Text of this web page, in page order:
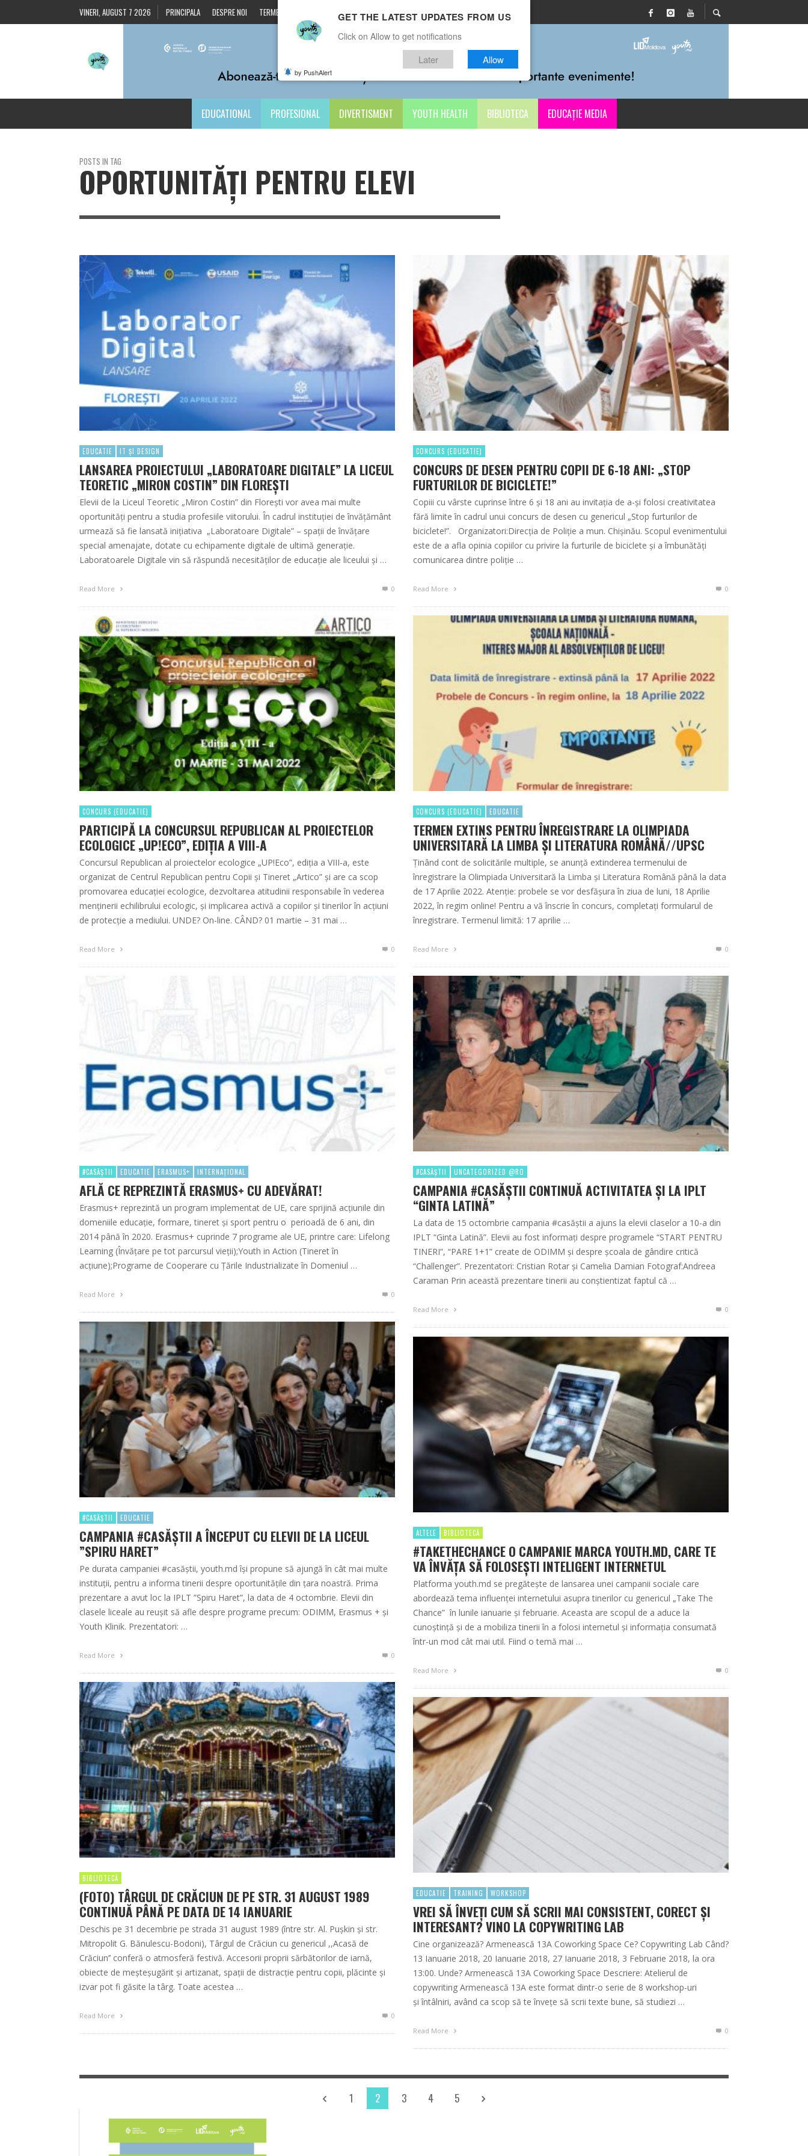
VINERI, AUGUST 7 2026 PRINCIPALA DESPRE NOI TERMENI ȘI CONDIȚII CONTACTE
EDUCATIONAL PROFESIONAL DIVERTISMENT YOUTH HEALTH BIBLIOTECA EDUCAȚIE MEDIA
POSTS IN TAG
OPORTUNITĂȚI PENTRU ELEVI
EDUCATIE IT ȘI DESIGN
LANSAREA PROIECTULUI „LABORATOARE DIGITALE” LA LICEUL
TEORETIC „MIRON COSTIN” DIN FLOREȘTI
Elevii de la Liceul Teoretic „Miron Costin” din Florești vor avea mai multe
oportunități pentru a studia profesiile viitorului. În cadrul instituției de învățământ
urmează să fie lansată inițiativa „Laboratoare Digitale” – spații de învățare
special amenajate, dotate cu echipamente digitale de ultimă generație.
Laboratoarele Digitale vin să răspundă necesităților de educație ale liceului și …
Read More 0
CONCURS (EDUCATIE)
CONCURS DE DESEN PENTRU COPII DE 6-18 ANI: „STOP
FURTURILOR DE BICICLETE!”
Copiii cu vârste cuprinse între 6 și 18 ani au invitația de a-și folosi creativitatea
fără limite în cadrul unui concurs de desen cu genericul „Stop furturilor de
biciclete!”. Organizatori:Direcția de Poliție a mun. Chișinău. Scopul evenimentului
este de a afla opinia copiilor cu privire la furturile de biciclete și a îmbunătăți
comunicarea dintre poliție …
Read More 0
CONCURS (EDUCATIE)
PARTICIPĂ LA CONCURSUL REPUBLICAN AL PROIECTELOR
ECOLOGICE „UP!ECO”, EDIȚIA A VIII-A
Concursul Republican al proiectelor ecologice „UP!Eco”, ediţia a VIII-a, este
organizat de Centrul Republican pentru Copii şi Tineret „Artico” şi are ca scop
promovarea educaţiei ecologice, dezvoltarea atitudinii responsabile în vederea
menţinerii echilibrului ecologic, şi implicarea activă a copiilor şi tinerilor în acţiuni
de protecţie a mediului. UNDE? On-line. CÂND? 01 martie – 31 mai …
Read More 0
CONCURS (EDUCATIE) EDUCATIE
TERMEN EXTINS PENTRU ÎNREGISTRARE LA OLIMPIADA
UNIVERSITARĂ LA LIMBA ȘI LITERATURA ROMÂNĂ//UPSC
Ținând cont de solicitările multiple, se anunță extinderea termenului de
înregistrare la Olimpiada Universitară la Limba și Literatura Română până la data
de 17 Aprilie 2022. Atenție: probele se vor desfășura în ziua de luni, 18 Aprilie
2022, în regim online! Pentru a vă înscrie în concurs, completați formularul de
înregistrare. Termenul limită: 17 aprilie …
Read More 0
#CASĂȘTII EDUCATIE ERASMUS+ INTERNAȚIONAL
AFLĂ CE REPREZINTĂ ERASMUS+ CU ADEVĂRAT!
Erasmus+ reprezintă un program implementat de UE, care sprijină acțiunile din
domeniile educație, formare, tineret și sport pentru o perioadă de 6 ani, din
2014 până în 2020. Erasmus+ cuprinde 7 programe ale UE, printre care: Lifelong
Learning (Învăţare pe tot parcursul vieții);Youth in Action (Tineret în
acţiune);Programe de Cooperare cu Ţările Industrializate în Domeniul …
Read More 0
#CASĂȘTII UNCATEGORIZED @RO
CAMPANIA #CASĂȘTII CONTINUĂ ACTIVITATEA ȘI LA IPLT
“GINTA LATINĂ”
La data de 15 octombrie campania #casăștii a ajuns la elevii claselor a 10-a din
IPLT “Ginta Latină”. Elevii au fost informați despre programele “START PENTRU
TINERI”, “PARE 1+1” create de ODIMM și despre școala de gândire critică
“Challenger”. Prezentatori: Cristian Rotar și Camelia Damian Fotograf:Andreea
Caraman Prin această prezentare tinerii au conștientizat faptul că …
Read More 0
#CASĂȘTII EDUCATIE
CAMPANIA #CASĂȘTII A ÎNCEPUT CU ELEVII DE LA LICEUL
”SPIRU HARET”
Pe durata campaniei #casăștii, youth.md își propune să ajungă în cât mai multe
instituții, pentru a informa tinerii despre oportunitățile din țara noastră. Prima
prezentare a avut loc la IPLT ”Spiru Haret”, la data de 4 octombrie. Elevii din
clasele liceale au reușit să afle despre programe precum: ODIMM, Erasmus + și
Youth Klinik. Prezentatori: …
Read More 0
ALTELE BIBLIOTECĂ
#TAKETHECHANCE O CAMPANIE MARCA YOUTH.MD, CARE TE
VA ÎNVĂȚA SĂ FOLOSEȘTI INTELIGENT INTERNETUL
Platforma youth.md se pregătește de lansarea unei campanii sociale care
abordează tema influenţei internetului asupra tinerilor cu genericul „Take The
Chance” în lunile ianuarie și februarie. Aceasta are scopul de a aduce la
cunoștință și de a mobiliza tinerii în a folosi internetul și informația consumată
într-un mod cât mai util. Fiind o temă mai …
Read More 0
BIBLIOTECĂ
(FOTO) TÂRGUL DE CRĂCIUN DE PE STR. 31 AUGUST 1989
CONTINUĂ PÂNĂ PE DATA DE 14 IANUARIE
Deschis pe 31 decembrie pe strada 31 august 1989 (între str. Al. Pușkin și str.
Mitropolit G. Bănulescu-Bodoni), Târgul de Crăciun cu genericul ,,Acasă de
Crăciun’’ conferă o atmosferă festivă. Accesorii proprii sărbătorilor de iarnă,
obiecte de meșteșugărit și artizanat, spații de distracție pentru copii, plăcinte și
izvar pot fi găsite la târg. Toate acestea …
Read More 0
EDUCATIE TRAINING WORKSHOP
VREI SĂ ÎNVEȚI CUM SĂ SCRII MAI CONSISTENT, CORECT ȘI
INTERESANT? VINO LA COPYWRITING LAB
Cine organizează? Armenească 13A Coworking Space Ce? Copywriting Lab Când?
13 Ianuarie 2018, 20 Ianuarie 2018, 27 Ianuarie 2018, 3 Februarie 2018, la ora
13:00. Unde? Armenească 13A Coworking Space Descriere: Atelierul de
copywriting Armenească 13A este format dintr-o serie de 8 workshop-uri
și întâlniri, având ca scop să te învețe să scrii texte bune, să studiezi …
Read More 0
1 2 3 4 5
GET THE LATEST UPDATES FROM US
Click on Allow to get notifications
Later Allow
by PushAlert